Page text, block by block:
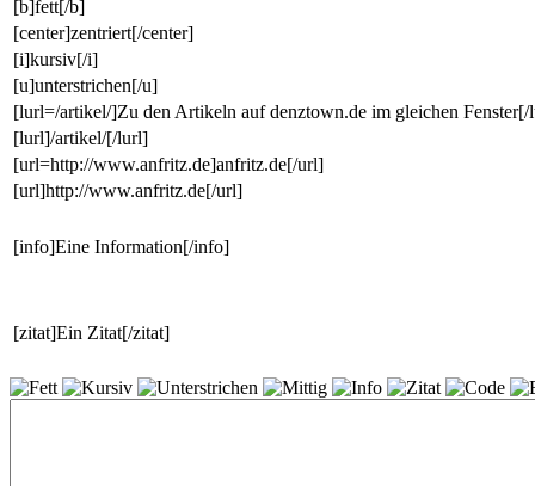
[b]fett[/b]
[center]zentriert[/center]
[i]kursiv[/i]
[u]unterstrichen[/u]
[lurl=/artikel/]Zu den Artikeln auf denztown.de im gleichen
[lurl]/artikel/[/lurl]
[url=http://www.anfritz.de]anfritz.de[/url]
[url]http://www.anfritz.de[/url]
[info]Eine Information[/info]
[zitat]Ein Zitat[/zitat]